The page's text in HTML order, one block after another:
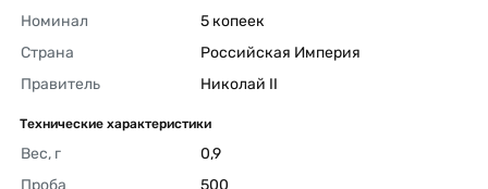
Номинал
5 копеек
Страна
Российская Империя
Правитель
Николай II
Технические характеристики
Вес, г
0,9
Проба
500